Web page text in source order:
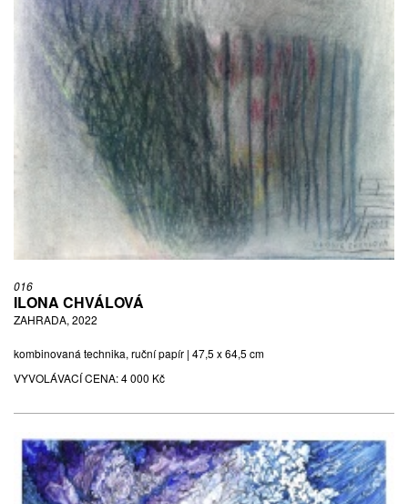
016
ILONA CHVÁLOVÁ
ZAHRADA, 2022
kombinovaná technika, ruční papír | 47,5 x 64,5 cm
VYVOLÁVACÍ CENA:4 000 Kč